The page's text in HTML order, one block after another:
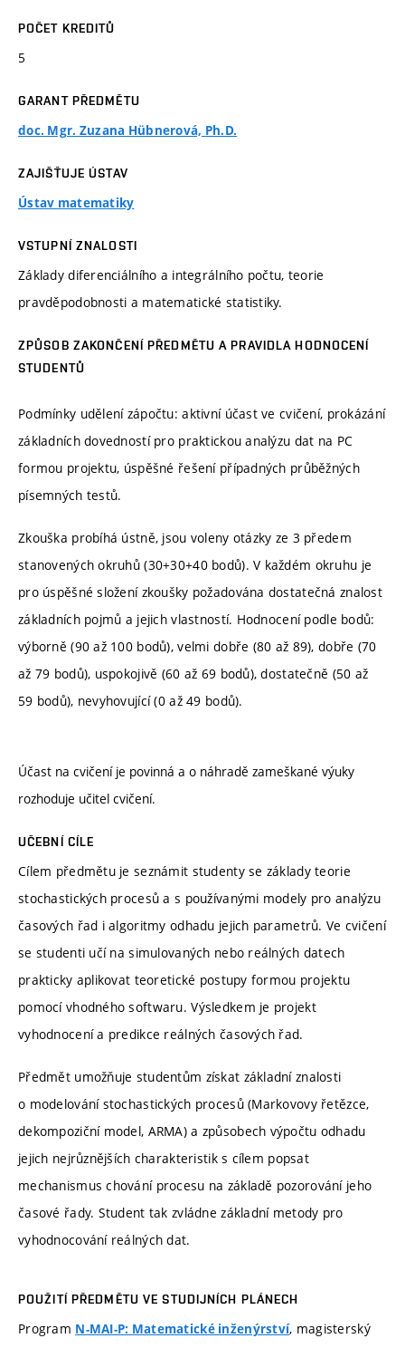
POČET KREDITŮ
5
GARANT PŘEDMĚTU
doc. Mgr. Zuzana Hübnerová, Ph.D.
ZAJIŠŤUJE ÚSTAV
Ústav matematiky
VSTUPNÍ ZNALOSTI
Základy diferenciálního a integrálního počtu, teorie
pravděpodobnosti a matematické statistiky.
ZPŮSOB ZAKONČENÍ PŘEDMĚTU A PRAVIDLA HODNOCENÍ
STUDENTŮ
Podmínky udělení zápočtu: aktivní účast ve cvičení, prokázání
základních dovedností pro praktickou analýzu dat na PC
formou projektu, úspěšné řešení případných průběžných
písemných testů.
Zkouška probíhá ústně, jsou voleny otázky ze 3 předem
stanovených okruhů (30+30+40 bodů). V každém okruhu je
pro úspěšné složení zkoušky požadována dostatečná znalost
základních pojmů a jejich vlastností. Hodnocení podle bodů:
výborně (90 až 100 bodů), velmi dobře (80 až 89), dobře (70
až 79 bodů), uspokojivě (60 až 69 bodů), dostatečně (50 až
59 bodů), nevyhovující (0 až 49 bodů).
Účast na cvičení je povinná a o náhradě zameškané výuky
rozhoduje učitel cvičení.
UČEBNÍ CÍLE
Cílem předmětu je seznámit studenty se základy teorie
stochastických procesů a s používanými modely pro analýzu
časových řad i algoritmy odhadu jejich parametrů. Ve cvičení
se studenti učí na simulovaných nebo reálných datech
prakticky aplikovat teoretické postupy formou projektu
pomocí vhodného softwaru. Výsledkem je projekt
vyhodnocení a predikce reálných časových řad.
Předmět umožňuje studentům získat základní znalosti
o modelování stochastických procesů (Markovovy řetězce,
dekompoziční model, ARMA) a způsobech výpočtu odhadu
jejich nejrůznějších charakteristik s cílem popsat
mechanismus chování procesu na základě pozorování jeho
časové řady. Student tak zvládne základní metody pro
vyhodnocování reálných dat.
POUŽITÍ PŘEDMĚTU VE STUDIJNÍCH PLÁNECH
Program N-MAI-P: Matematické inženýrství, magisterský